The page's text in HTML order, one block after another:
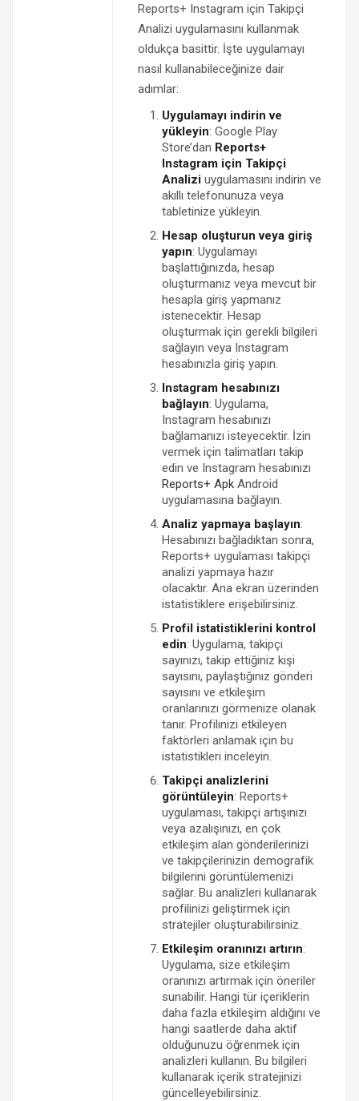
Reports+ Instagram için Takipçi
Analizi uygulamasını kullanmak
oldukça basittir. İşte uygulamayı
nasıl kullanabileceğinize dair
adımlar:
Uygulamayı indirin ve
yükleyin: Google Play
Store’dan Reports+
Instagram için Takipçi
Analiziuygulamasını indirin ve
akıllı telefonunuza veya
tabletinize yükleyin.
Hesap oluşturun veya giriş
yapın: Uygulamayı
başlattığınızda, hesap
oluşturmanız veya mevcut bir
hesapla giriş yapmanız
istenecektir. Hesap
oluşturmak için gerekli bilgileri
sağlayın veya Instagram
hesabınızla giriş yapın.
Instagram hesabınızı
bağlayın: Uygulama,
Instagram hesabınızı
bağlamanızı isteyecektir. İzin
vermek için talimatları takip
edin ve Instagram hesabınızı
Reports+ ApkAndroid
uygulamasına bağlayın.
Analiz yapmaya başlayın:
Hesabınızı bağladıktan sonra,
Reports+ uygulaması takipçi
analizi yapmaya hazır
olacaktır. Ana ekran üzerinden
istatistiklere erişebilirsiniz.
Profil istatistiklerini kontrol
edin: Uygulama, takipçi
sayınızı, takip ettiğiniz kişi
sayısını, paylaştığınız gönderi
sayısını ve etkileşim
oranlarınızı görmenize olanak
tanır. Profilinizi etkileyen
faktörleri anlamak için bu
istatistikleri inceleyin.
Takipçi analizlerini
görüntüleyin: Reports+
uygulaması, takipçi artışınızı
veya azalışınızı, en çok
etkileşim alan gönderilerinizi
ve takipçilerinizin demografik
bilgilerini görüntülemenizi
sağlar. Bu analizleri kullanarak
profilinizi geliştirmek için
stratejiler oluşturabilirsiniz.
Etkileşim oranınızı artırın:
Uygulama, size etkileşim
oranınızı artırmak için öneriler
sunabilir. Hangi tür içeriklerin
daha fazla etkileşim aldığını ve
hangi saatlerde daha aktif
olduğunuzu öğrenmek için
analizleri kullanın. Bu bilgileri
kullanarak içerik stratejinizi
güncelleyebilirsiniz.